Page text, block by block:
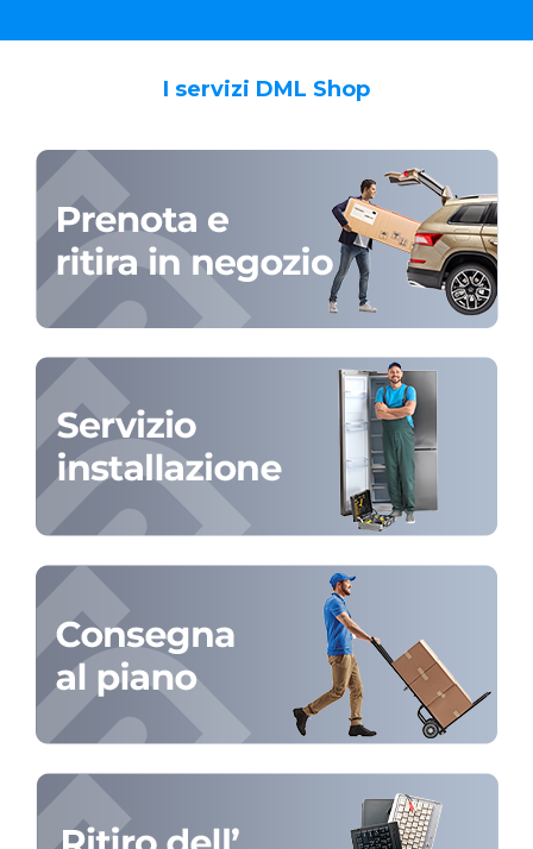
I servizi DML Shop